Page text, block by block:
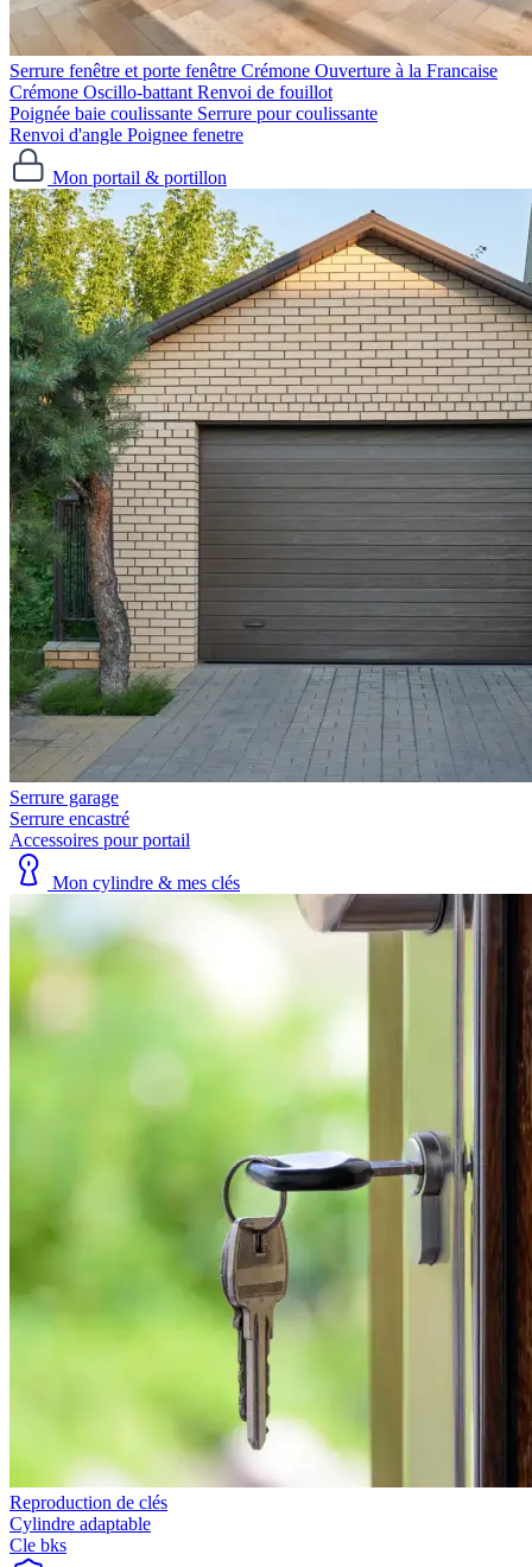
Serrure fenêtre et porte fenêtre Crémone Ouverture à la Francaise
Crémone Oscillo-battant Renvoi de fouillot
Poignée baie coulissante Serrure pour coulissante
Renvoi d'angle Poignee fenetre
Mon portail & portillon
Serrure garage
Serrure encastré
Accessoires pour portail
Mon cylindre & mes clés
Reproduction de clés
Cylindre adaptable
Cle bks